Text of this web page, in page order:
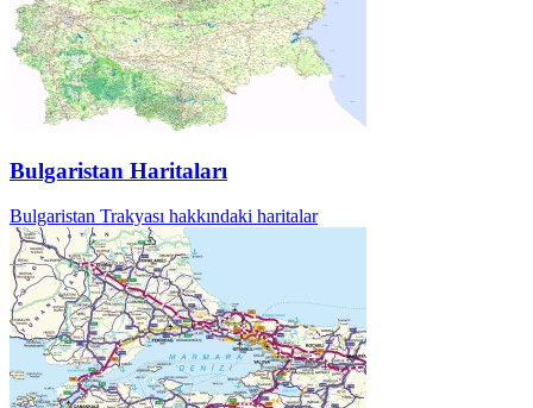
Bulgaristan Haritaları
Bulgaristan Trakyası hakkındaki haritalar